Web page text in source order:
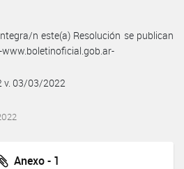
n este(a) Resolución se publican
www.boletinoficial.gob.ar-
v. 03/03/2022
Anexo - 1